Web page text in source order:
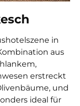
in
aus
erstreckt
und
ideal für